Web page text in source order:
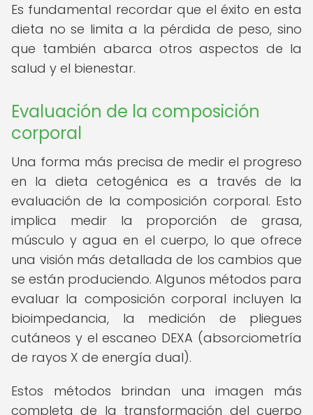
Es fundamental recordar que el éxito en esta
dieta no se limita a la pérdida de peso, sino
que también abarca otros aspectos de la
salud y el bienestar.
Evaluación de la composición
corporal
Una forma más precisa de medir el progreso
en la dieta cetogénica es a través de la
evaluación de la composición corporal. Esto
implica medir la proporción de grasa,
músculo y agua en el cuerpo, lo que ofrece
una visión más detallada de los cambios que
se están produciendo. Algunos métodos para
evaluar la composición corporal incluyen la
bioimpedancia, la medición de pliegues
cutáneos y el escaneo DEXA (absorciometría
de rayos X de energía dual).
Estos métodos brindan una imagen más
completa de la transformación del cuerpo